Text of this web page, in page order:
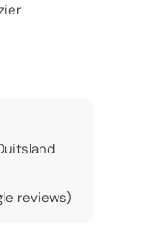
reviews)